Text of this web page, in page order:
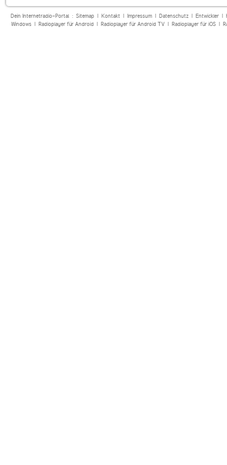
Dein Internetradio-Portal : Sitemap| Kontakt| Impressum| Datenschutz| Entwickler|
Windows| Radioplayer für Android| Radioplayer für Android TV| Radioplayer für iOS|